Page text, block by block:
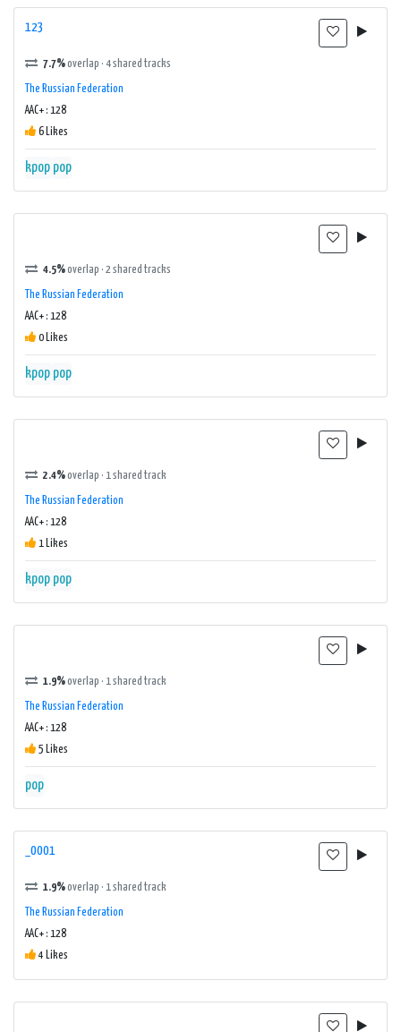
123
7.7%overlap · 4 shared tracks
The Russian Federation
AAC+ : 128
6 Likes
kpop pop
4.5%overlap · 2 shared tracks
The Russian Federation
AAC+ : 128
0 Likes
kpop pop
2.4%overlap · 1 shared track
The Russian Federation
AAC+ : 128
1 Likes
kpop pop
1.9%overlap · 1 shared track
The Russian Federation
AAC+ : 128
5 Likes
pop
_0001
1.9%overlap · 1 shared track
The Russian Federation
AAC+ : 128
4 Likes